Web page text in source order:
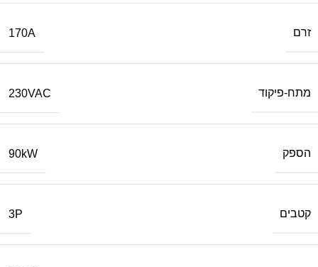
זרם 170A
מתח-פיקוד 230VAC
הספק 90kW
קטבים 3P